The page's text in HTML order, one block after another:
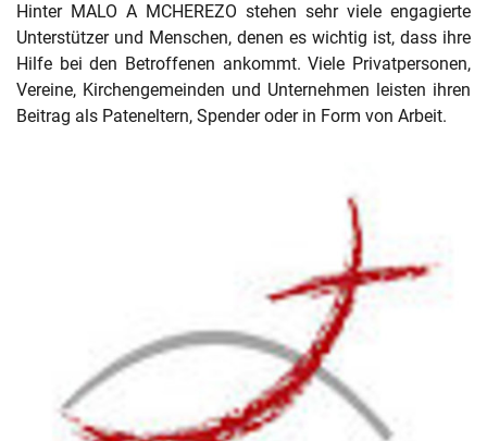
Hinter MALO A MCHEREZO stehen sehr viele engagierte
Unterstützer und Menschen, denen es wichtig ist, dass ihre
Hilfe bei den Betroffenen ankommt. Viele Privatpersonen,
Vereine, Kirchengemeinden und Unternehmen leisten ihren
Beitrag als Pateneltern, Spender oder in Form von Arbeit.